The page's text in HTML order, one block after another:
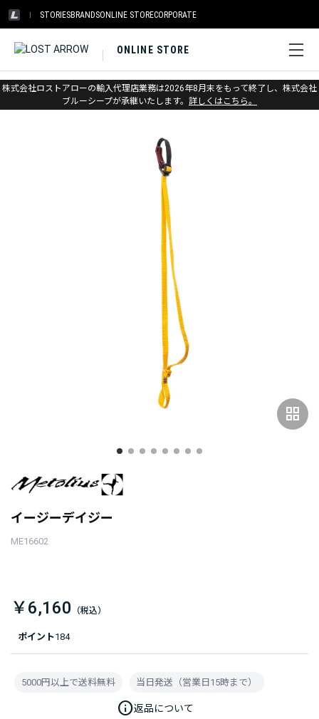
STORIESBRANDSONLINE STORECORPORATE
ONLINE STORE
株式会社ロストアローの輸入代理店業務は2026年8月末をもって終了し、株式会社
ブルーシープが承継いたします。 詳しくはこちら。
ホーム > メトリウス > ビッグウォール
grid_view
イージーデイジー
ME16602
ポイント184
￥6,160
5000円以上で送料無料 当日発送（営業日15時まで）
info返品について